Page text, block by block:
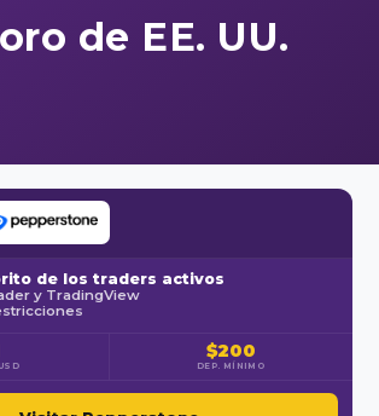
de EE. UU.
de los traders activos
y TradingView
$200
DEP. MÍNIMO